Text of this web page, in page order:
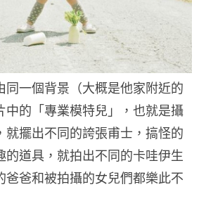
同一個背景（大概是他家附近的
中的「專業模特兒」，也就是攝
就擺出不同的誇張甫士，搞怪的
的道具，就拍出不同的卡哇伊生
爸爸和被拍攝的女兒們都樂此不